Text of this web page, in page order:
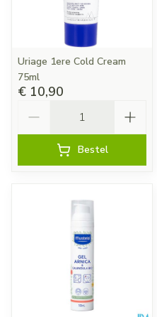
Uriage 1ere Cold Cream
75ml
€ 10,90
Bestel